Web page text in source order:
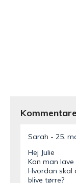
Sarah
25.
Hej Julie
Kan man
Hvordan skal
blive tørre?